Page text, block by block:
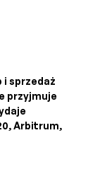
sprzedaż
przyjmuje
Arbitrum,